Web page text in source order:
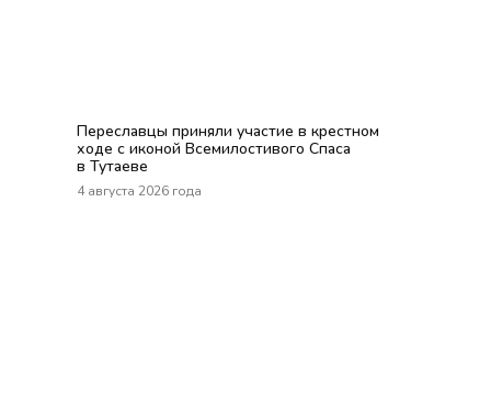
Переславцы приняли участие в крестном
ходе с иконой Всемилостивого Спаса
в Тутаеве
4 августа 2026 года